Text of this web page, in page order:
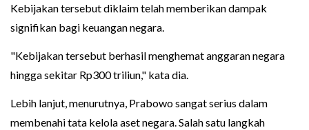
Kebijakan tersebut diklaim telah memberikan dampak
signifikan bagi keuangan negara.
"Kebijakan tersebut berhasil menghemat anggaran negara
hingga sekitar Rp300 triliun," kata dia.
Lebih lanjut, menurutnya, Prabowo sangat serius dalam
membenahi tata kelola aset negara. Salah satu langkah